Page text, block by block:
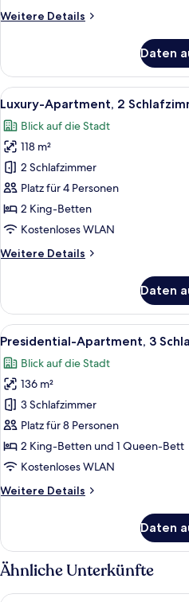
Weitere Details
Weitere
Apartment,
Schlafzimmer,
Stadtblick
Daten
Alle
Fotos
für
Luxury-
Apartment,
2 Schlafzimmer,
Stadtblick
anzeigen
12
Luxury-Apartment, 2
Blick auf die Stadt
118 m²
2 Schlafzimmer
Platz für 4 Personen
2 King-Betten
Kostenloses WLAN
Weitere Details
Weitere
Apartment,
2 Schlafzimmer,
Stadtblick
Daten
Alle
Fotos
für
Presidential-
Apartment,
3 Schlafzimmer,
Stadtblick
anzeigen
10
Presidential-Apartment, 3
Blick auf die Stadt
136 m²
3 Schlafzimmer
Platz für 8 Personen
2 King-Betten und 1 Queen-Bett
Kostenloses WLAN
Weitere Details
Weitere
Apartment,
3 Schlafzimmer,
Stadtblick
Daten
Ähnliche Unterkünfte